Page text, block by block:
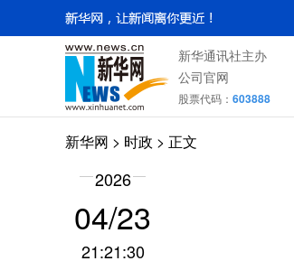
新华通讯社主办
公司官网
股票代码： 603888
新华网 > 时政 > 正文
2026
04/23
21:21:30